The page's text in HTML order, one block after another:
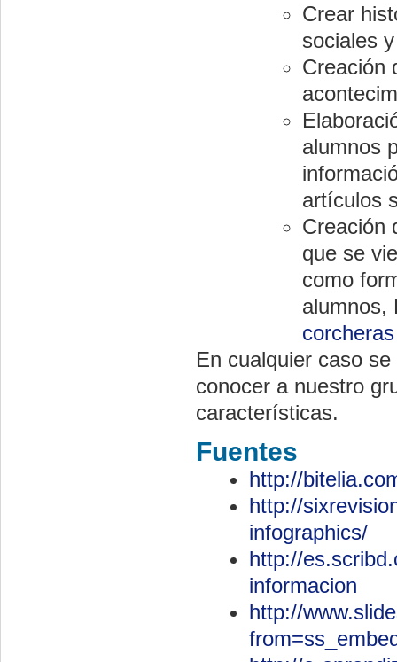
Crear
sociales
Creación
alumnos
artículos
Creación
que se
como
alumnos,
En cualquier caso
conocer a nuestro
características.
Fuentes
http://
http://
infographics/
http://
informacion
http://